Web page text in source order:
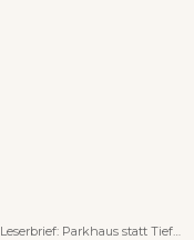
Leserbrief: Parkhaus statt Tiefgarage